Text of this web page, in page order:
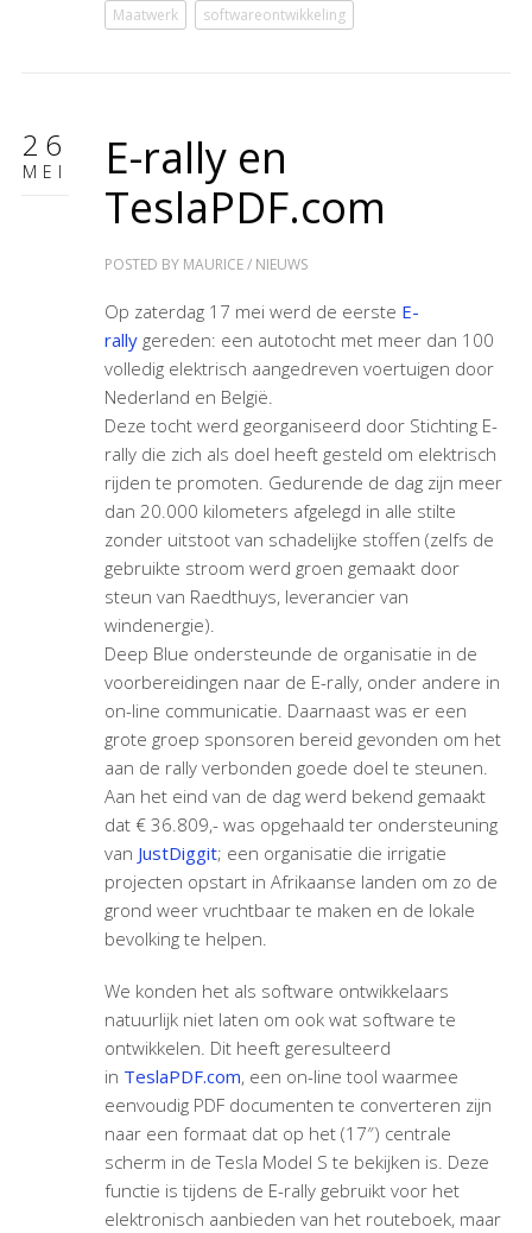
Maatwerk softwareontwikkeling
26
MEI
E-rally en
TeslaPDF.com
POSTED BY MAURICE/ NIEUWS
Op zaterdag 17 mei werd de eerste E-
rallygereden: een autotocht met meer dan 100
volledig elektrisch aangedreven voertuigen door
Nederland en België.
Deze tocht werd georganiseerd door Stichting E-
rally die zich als doel heeft gesteld om elektrisch
rijden te promoten. Gedurende de dag zijn meer
dan 20.000 kilometers afgelegd in alle stilte
zonder uitstoot van schadelijke stoffen (zelfs de
gebruikte stroom werd groen gemaakt door
steun van Raedthuys, leverancier van
windenergie).
Deep Blue ondersteunde de organisatie in de
voorbereidingen naar de E-rally, onder andere in
on-line communicatie. Daarnaast was er een
grote groep sponsoren bereid gevonden om het
aan de rally verbonden goede doel te steunen.
Aan het eind van de dag werd bekend gemaakt
dat € 36.809,-was opgehaald ter ondersteuning
van JustDiggit; een organisatie die irrigatie
projecten opstart in Afrikaanse landen om zo de
grond weer vruchtbaar te maken en de lokale
bevolking te helpen.
We konden het als software ontwikkelaars
natuurlijk niet laten om ook wat software te
ontwikkelen. Dit heeft geresulteerd
in TeslaPDF.com, een on-line tool waarmee
eenvoudig PDF documenten te converteren zijn
naar een formaat dat op het (17″) centrale
scherm in de Tesla Model S te bekijken is. Deze
functie is tijdens de E-rally gebruikt voor het
elektronisch aanbieden van het routeboek, maar